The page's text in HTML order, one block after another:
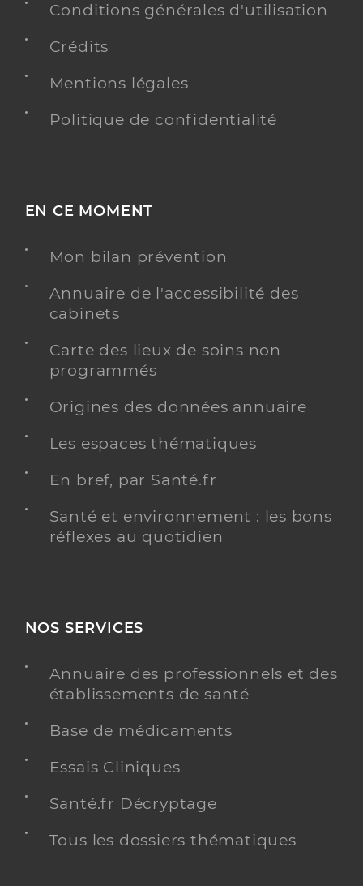
Conditions générales d'utilisation
Crédits
Mentions légales
Politique de confidentialité
EN CE MOMENT
Mon bilan prévention
Annuaire de l'accessibilité des
cabinets
Carte des lieux de soins non
programmés
Origines des données annuaire
Les espaces thématiques
En bref, par Santé.fr
Santé et environnement : les bons
réflexes au quotidien
NOS SERVICES
Annuaire des professionnels et des
établissements de santé
Base de médicaments
Essais Cliniques
Santé.fr Décryptage
Tous les dossiers thématiques